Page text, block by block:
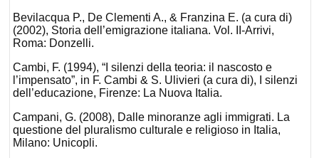
Bevilacqua P., De Clementi A., & Franzina E. (a cura di)
(2002), Storia dell’emigrazione italiana. Vol. II-Arrivi,
Roma: Donzelli.
Cambi, F. (1994), “I silenzi della teoria: il nascosto e
l’impensato”, in F. Cambi & S. Ulivieri (a cura di), I silenzi
dell’educazione, Firenze: La Nuova Italia.
Campani, G. (2008), Dalle minoranze agli immigrati. La
questione del pluralismo culturale e religioso in Italia,
Milano: Unicopli.